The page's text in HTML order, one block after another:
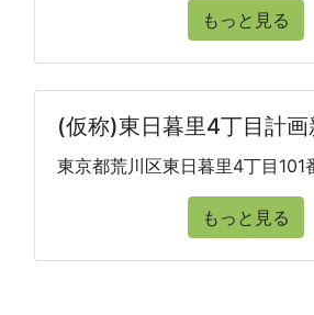
もっと見る
(仮称)東日暮里4丁目計
東京都荒川区東日暮里4丁目101
もっと見る